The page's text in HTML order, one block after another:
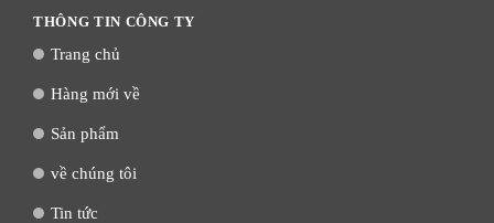
THÔNG TIN CÔNG TY
Trang chủ
Hàng mới về
Sản phẩm
về chúng tôi
Tin tức